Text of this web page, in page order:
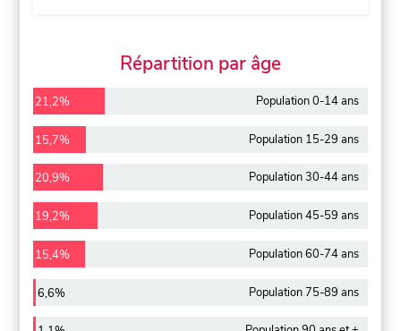
Répartition par âge
21,2% Population 0-14 ans
15,7% Population 15-29 ans
20,9% Population 30-44 ans
19,2% Population 45-59 ans
15,4% Population 60-74 ans
6,6% Population 75-89 ans